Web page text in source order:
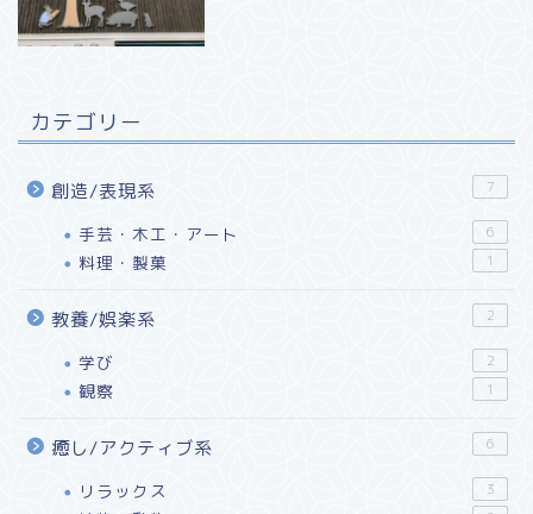
カテゴリー
創造/表現系 7
手芸・木工・アート 6
料理・製菓 1
教養/娯楽系 2
学び 2
観察 1
癒し/アクティブ系 6
リラックス 3